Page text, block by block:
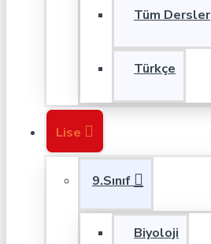
Tüm Dersler
Türkçe
Lise
9.Sınıf
Biyoloji